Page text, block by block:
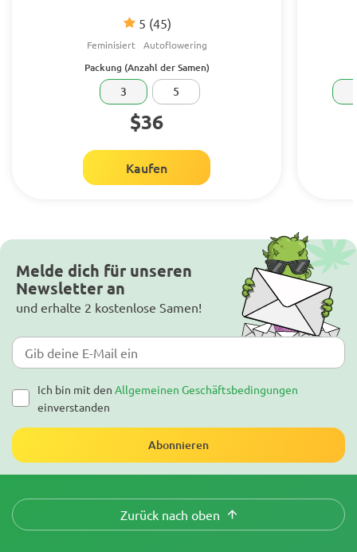
5 (45)
Feminisiert Autoflowering
Packung (Anzahl der Samen)
3 5
$36
Kaufen
Melde dich für unseren
Newsletter an
und erhalte 2 kostenlose Samen!
Ich bin mit den Allgemeinen Geschäftsbedingungen
einverstanden
Abonnieren
Zurück nach oben